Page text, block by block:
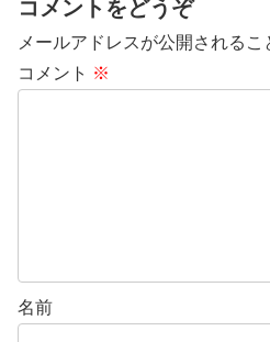
コメントをどうぞ
メールアドレスが公開されるこ
コメント ※
名前